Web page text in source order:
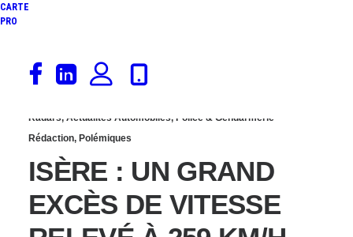
CARTE
PRO
Radars, Actualités Automobiles, Police & Gendarmerie
Rédaction, Polémiques
ISÈRE : UN GRAND
EXCÈS DE VITESSE